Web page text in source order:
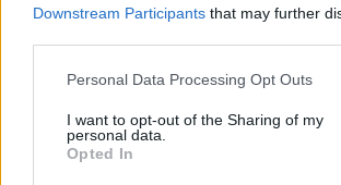
Downstream Participants that may further
Personal Data Processing Opt Outs
I want to opt-out of the Sharing of my
personal data.
Opted In
#Θριάσιο #Κυκλοφοριακό